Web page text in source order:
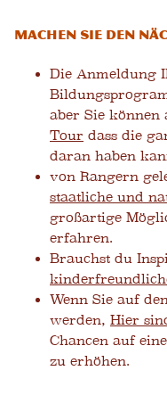
Machen Sie den
Die Anmeldung
aber Sie können
Tour dass die
daran haben
von Rangern
staatliche und
großartige
erfahren.
Brauchst du
Wenn Sie auf
werden, Hier
Chancen auf
zu erhöhen.